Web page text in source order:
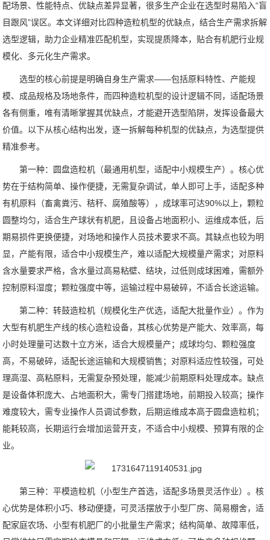
配场景、性能特点、优缺点差异显著，很多生产企业在选型时易陷入“盲
目跟风”误区。本文详细对比四种造粒机型的优缺点，结合生产需求拆解
选型逻辑，助力企业精准匹配机型，实现提质降本，贴合有机肥行业规
模化、多元化生产需求。
选型的核心前提是明确自身生产需求——包括原料特性、产能规
模、成品规格及场地条件，而四种造粒机型的设计逻辑不同，适配场景
各有侧重，唯有清晰掌握其优缺点，才能避开选型陷阱，发挥设备最大
价值。以下从核心结构出发，逐一拆解每种机型的优缺点，为选型提供
精准参考。
第一种：圆盘造粒机（最通用机型，适配中小规模生产）。核心优
势在于结构简单、操作便捷，无需复杂调试，单人即可上手，适配多种
有机原料（畜禽粪污、秸秆、腐殖酸等），成球率可达90%以上，颗粒
圆整均匀，适合生产球状有机肥，且设备占地面积小、运维成本低，后
期易损件更换便捷，对场地和操作人员技术要求不高。其缺点也较为明
显，产能有限，适合中小规模生产，难以适配大规模量产需求；对原料
含水量要求严格，含水量过高易粘壁、结块，过低则成球困难，需额外
控制原料湿度；颗粒强度中等，运输过程中易破碎，不适合长途运输。
第二种：转鼓造粒机（规模化生产优选，适配大批量作业）。作为
大型有机肥生产线的核心造粒设备，其核心优势是产能大、效率高，每
小时处理量可达数十立方米，适合大规模量产；成球均匀、颗粒强度
高，不易破碎，适配长途运输和大规模销售；对原料适应性较强，可处
理高湿、高粘原料，无需复杂预处理，能减少前期原料处理成本。缺点
是设备体积庞大、占地面积大，需专门搭建场地，前期投入较高；操作
难度较大，需专业操作人员调试参数，后期运维成本高于圆盘造粒机；
能耗较高，长期运行会增加运营开支，不适合中小规模、预算有限的企
业。
第三种：平模造粒机（小型生产首选，适配多场景灵活作业）。核
心优势是体积小巧、移动便捷，可灵活摆放于小型厂房、简易棚舍，适
配家庭农场、小型有机肥厂的小批量生产需求；结构简单、故障率低，